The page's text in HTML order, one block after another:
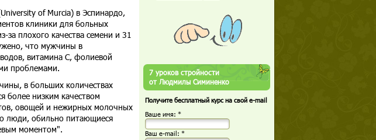
of Murcia) в Эспинардо,
клиники для больных
плохого качества семени и 31
что мужчины в
витамина C, фолиевой
проблемами.
в больших количествах
низким качеством
овощей и нежирных молочных
люди, обильно питающиеся
моментом".
7 уроков стройности
от Людмилы Симиненко
Получите бесплатный курс на свой e-mail
Ваше имя: *
Ваш е-mail: *